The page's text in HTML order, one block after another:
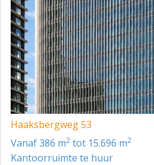
Haaksbergweg 53
vanaf 386 m2 tot 15.696 m2
Kantoorruimte te huur